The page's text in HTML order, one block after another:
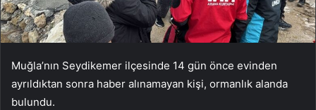
Muğla’nın Seydikemer ilçesinde 14 gün önce evinden
ayrıldıktan sonra haber alınamayan kişi, ormanlık alanda
bulundu.